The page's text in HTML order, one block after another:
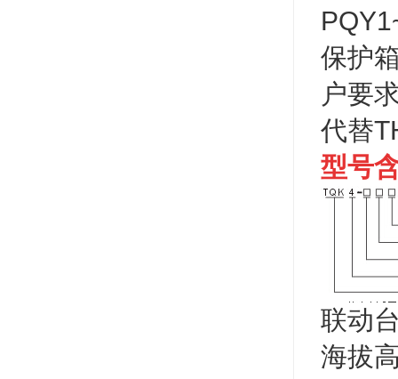
保护
户要
代替
型号
联动
海拔